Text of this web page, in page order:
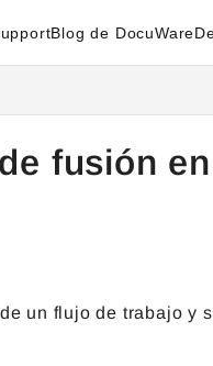
Blog de DocuWare
fusión
un flujo de trabajo y